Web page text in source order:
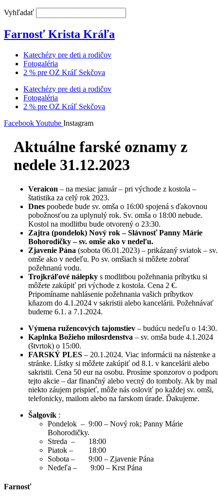
Vyhľadať
Farnosť Krista Kráľa
Katechézy pre deti a rodičov
Fotogaléria
2 % pre OZ Kráľ Sekčova
Katechézy pre deti a rodičov
Fotogaléria
2 % pre OZ Kráľ Sekčova
FacebookYoutube Instagram
Aktuálne farské oznamy z
nedele 31.12.2023
Veraicon – na mesiac január – pri východe z kostola –
štatistika za celý rok 2023.
Dnes poobede bude sv. omša o 16:00 spojená s ďakovnou
pobožnosťou za uplynulý rok. Sv. omša o 18:00 nebude.
Kostol na modlitbu bude otvorený o 23:30.
Zajtra (pondelok) Nový rok – Slávnosť Panny Márie
Bohorodičky – sv. omše ako v nedeľu.
Zjavenie Pána (sobota 06.01.2023) – prikázaný sviatok – sv.
omše ako v nedeľu. Po sv. omšiach si môžete zobrať
požehnanú vodu.
Trojkráľové nálepky s modlitbou požehnania príbytku si
môžete zakúpiť pri východe z kostola. Cena 2 €.
Pripomíname nahlásenie požehnania vašich príbytkov
kňazom do 4.1.2024 v sakristii alebo kancelárii. Požehnávať
budeme 6.1. a 7.1.2024.
Výmena ružencových tajomstiev – budúcu nedeľu o 14:30.
Kaplnka Božieho milosrdenstva – sv. omša bude 4.1.2024
(štvrtok) o 15:00.
FARSKÝ PLES – 20.1.2024. Viac informácii na nástenke a
stránke. Lístky si môžete zakúpiť od 8.1. v kancelárii alebo
sakristii. Cena 50 eur na osobu. Prosíme sponzorov o
tejto akcie – dar finančný alebo vecný do tomboly. Ak by mal
niekto záujem prispieť, môže nás osloviť po každej sv. omši,
telefonicky, mailom alebo na farskom úrade. Ďakujeme.
Šalgovík :
Pondelok – 9:00 – Nový rok; Panny Márie
Bohorodičky.
Streda – 18:00
Piatok – 18:00
Sobota – 9:00 – Zjavenie Pána
Nedeľa – 9:00 – Krst Pána
Farnosť